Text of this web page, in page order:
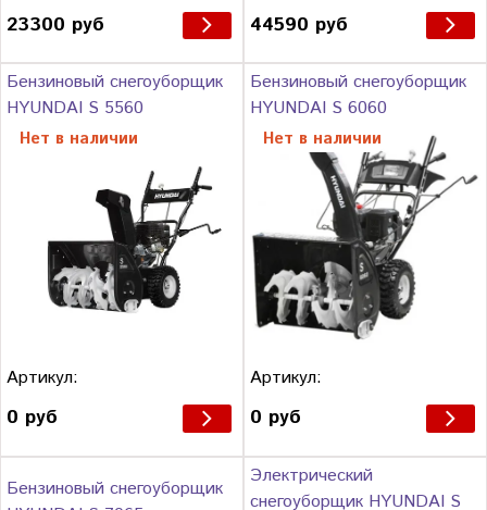
23300 руб 44590 руб
Бензиновый снегоуборщик
HYUNDAI S 5560
Нет в наличии
Артикул:
0 руб
Бензиновый снегоуборщик
HYUNDAI S 6060
Нет в наличии
Артикул:
0 руб
Бензиновый снегоуборщик
Электрический
снегоуборщик HYUNDAI S